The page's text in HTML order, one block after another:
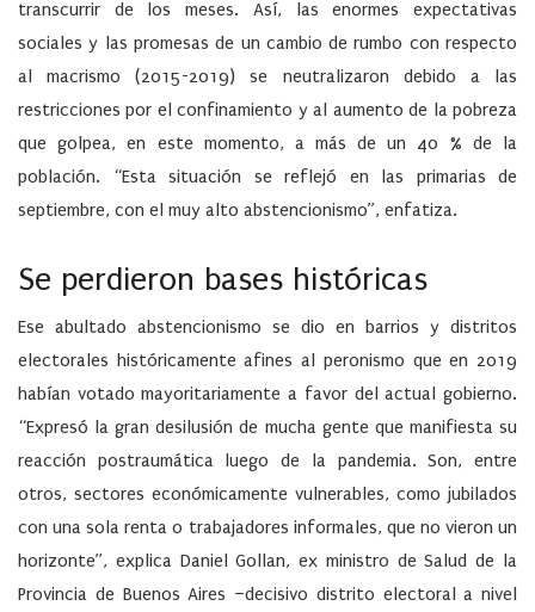
transcurrir de los meses. Así, las enormes expectativas
sociales y las promesas de un cambio de rumbo con respecto
al macrismo (2015-2019) se neutralizaron debido a las
restricciones por el confinamiento y al aumento de la pobreza
que golpea, en este momento, a más de un 40 % de la
población. “Esta situación se reflejó en las primarias de
septiembre, con el muy alto abstencionismo”, enfatiza.
Se perdieron bases históricas
Ese abultado abstencionismo se dio en barrios y distritos
electorales históricamente afines al peronismo que en 2019
habían votado mayoritariamente a favor del actual gobierno.
“Expresó la gran desilusión de mucha gente que manifiesta su
reacción postraumática luego de la pandemia. Son, entre
otros, sectores económicamente vulnerables, como jubilados
con una sola renta o trabajadores informales, que no vieron un
horizonte”, explica Daniel Gollan, ex ministro de Salud de la
Provincia de Buenos Aires –decisivo distrito electoral a nivel